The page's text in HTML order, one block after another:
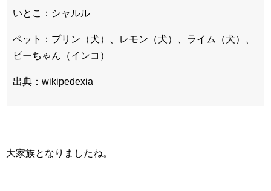
いとこ：シャルル
ペット：プリン（犬）、レモン（犬）、ライム（犬）、
ピーちゃん（インコ）
出典：wikipedexia
大家族となりましたね。